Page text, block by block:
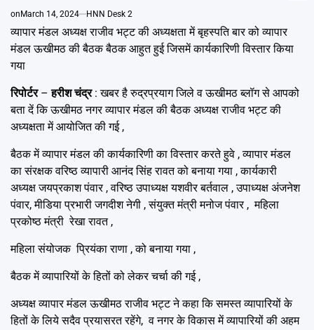
on March 14, 2024 HNN Desk 2
व्यापार मंडल अध्यक्ष राजीव भट्ट की अध्यक्षता में बृहस्पति बार को व्यापार
मंडल ऊखीमठ की बैठक बैठक आहुत हुई जिसमें कार्यकारिणी विस्तार किया
गया
रिपोर्टर–हरीश चंद्र: खबर है रुद्रप्रयाग जिले व ऊखीमठ ब्लॉग से आपको
बता दें कि ऊखीमठ नगर व्यापार मंडल की बैठक अध्यक्ष राजीव भट्ट की
अध्यक्षता में आयोजित की गई ,
बैठक में व्यापार मंडल की कार्यकारिणी का विस्तार करते हुवे , व्यापार मंडल
का संरक्षक वरिष्ठ व्यापारी आनंद सिंह रावत को बनाया गया , कार्यकारी
अध्यक्ष जयप्रकाश पंवार , वरिष्ठ उपाध्यक्ष यशवीर बर्तवाल , उपाध्यक्ष अंजनेश
पंवार, मीडिया प्रभारी जगदीश नेगी , संयुक्त मंत्री मनोज पंवार , महिला
प्रकोष्ठ मंत्री रेखा रावत ,
महिला संयोजक प्रियंका राणा , को बनाया गया ,
बैठक में व्यापारियों के हितों को लेकर चर्चा की गई ,
अध्यक्ष व्यापार मंडल ऊखीमठ राजीव भट्ट ने कहा कि समस्त व्यापारियों के
हितों के लिये सदैव प्रयासरत रहेंगे, व नगर के विकास में व्यापारियों की अहम